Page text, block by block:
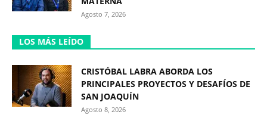
Agosto 7, 2026
LOS MÁS LEÍDO
CRISTÓBAL LABRA ABORDA LOS
PRINCIPALES PROYECTOS Y DESAFÍOS DE
SAN JOAQUÍN
Agosto 8, 2026